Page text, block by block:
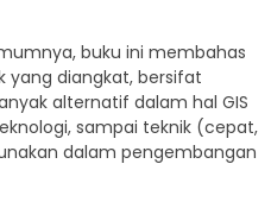
buku ini membahas
yang diangkat, bersifat
alternatif dalam hal GIS
sampai teknik (cepat,
dalam pengembangan